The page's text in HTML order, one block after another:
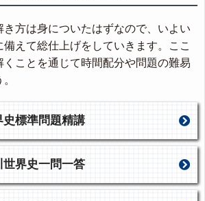
方は身についたはずなので、いよい
備えて総仕上げをしていきます。ここ
ことを通じて時間配分や問題の難易
史標準問題精講
世界史一問一答